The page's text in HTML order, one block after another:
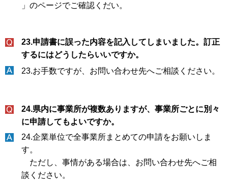
」のページでご確認くだい。
23.申請書に誤った内容を記入してしまいました。訂正
するにはどうしたらいいですか。
23.お手数ですが、お問い合わせ先へご相談ください。
24.県内に事業所が複数ありますが、事業所ごとに別々
に申請してもよいですか。
24.企業単位で全事業所まとめての申請をお願いしま
す。
ただし、事情がある場合は、お問い合わせ先へご相
談ください。